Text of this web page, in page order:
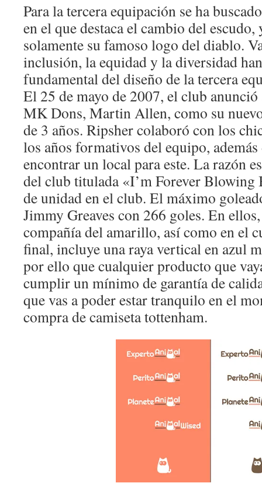
Para la tercera equipación se ha
en el que destaca el cambio del escudo,
solamente su famoso logo del diablo.
inclusión, la equidad y la diversidad
fundamental del diseño de la tercera
El 25 de mayo de 2007, el club
MK Dons, Martin Allen, como su
de 3 años. Ripsher colaboró con los
los años formativos del equipo,
encontrar un local para este. La razón
del club titulada «I’m Forever Blowing
de unidad en el club. El máximo
Jimmy Greaves con 266 goles. En
compañía del amarillo, así como en el
final, incluye una raya vertical en azul
por ello que cualquier producto que
cumplir un mínimo de garantía de
que vas a poder estar tranquilo en el
compra de camiseta tottenham.